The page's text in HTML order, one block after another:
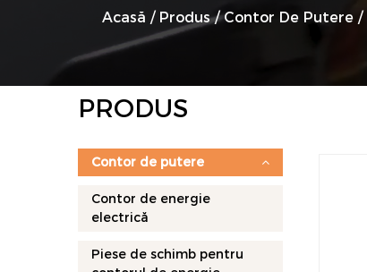
Acasă / Produs/Contor De Putere/
PRODUS
Contor de putere
Contor de energie
electrică
Piese de schimb pentru